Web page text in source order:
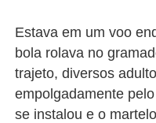
Estava em um voo
bola rolava no
trajeto, diversos
empolgadamente
se instalou e o